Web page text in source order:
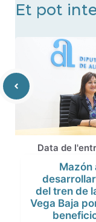
Et pot
Data de
Mazón
del tren de
Vega Baja